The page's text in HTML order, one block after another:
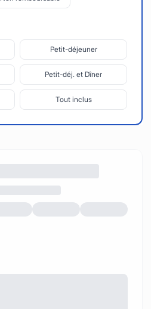
Petit-déjeuner
Petit-déj. et Dîner
Tout inclus